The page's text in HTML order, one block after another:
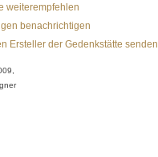
weiterempfehlen
benachrichtigen
Ersteller der Gedenkstätte senden